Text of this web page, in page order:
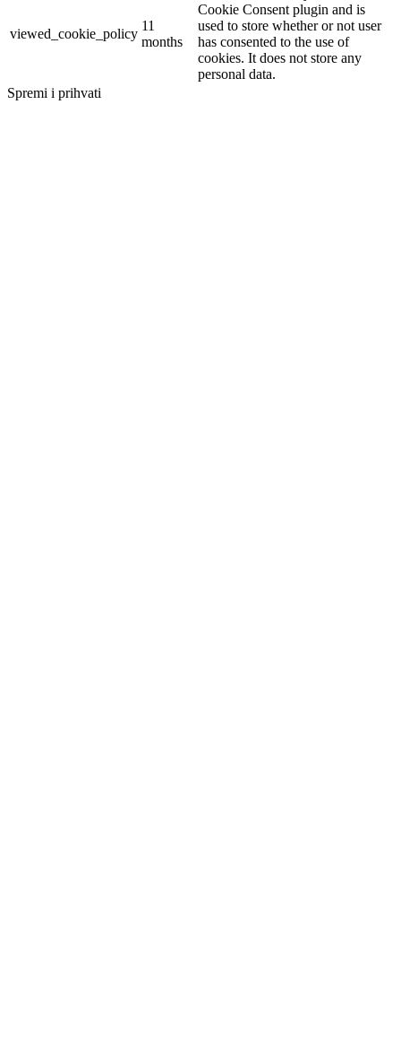
viewed_cookie_policy
11
months
Cookie Consent plugin and is
used to store whether or not user
has consented to the use of
cookies. It does not store any
personal data.
Spremi i prihvati